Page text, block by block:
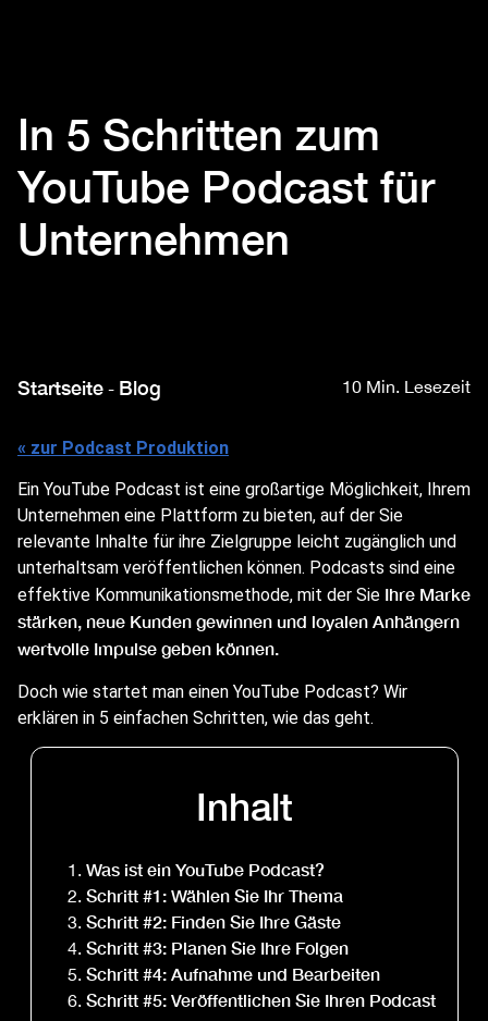
In 5 Schritten zum
YouTube Podcast für
Unternehmen
Startseite - Blog 10 Min. Lesezeit
« zur Podcast Produktion
Ein YouTube Podcast ist eine großartige Möglichkeit, Ihrem
Unternehmen eine Plattform zu bieten, auf der Sie
relevante Inhalte für ihre Zielgruppe leicht zugänglich und
unterhaltsam veröffentlichen können. Podcasts sind eine
effektive Kommunikationsmethode, mit der Sie Ihre Marke
stärken, neue Kunden gewinnen und loyalen Anhängern
wertvolle Impulse geben können.
Doch wie startet man einen YouTube Podcast? Wir
erklären in 5 einfachen Schritten, wie das geht.
Inhalt
Was ist ein YouTube Podcast?
Schritt #1: Wählen Sie Ihr Thema
Schritt #2: Finden Sie Ihre Gäste
Schritt #3: Planen Sie Ihre Folgen
Schritt #4: Aufnahme und Bearbeiten
Schritt #5: Veröffentlichen Sie Ihren Podcast